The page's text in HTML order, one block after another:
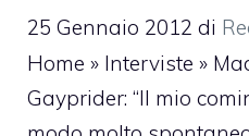
25 Gennaio 2012 di
Home » Interviste »
Gayprider: “Il mio